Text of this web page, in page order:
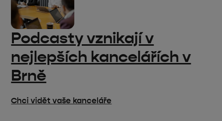
Podcasty vznikají v
nejlepších kancelářích v
Brně
Chci vidět vaše kanceláře